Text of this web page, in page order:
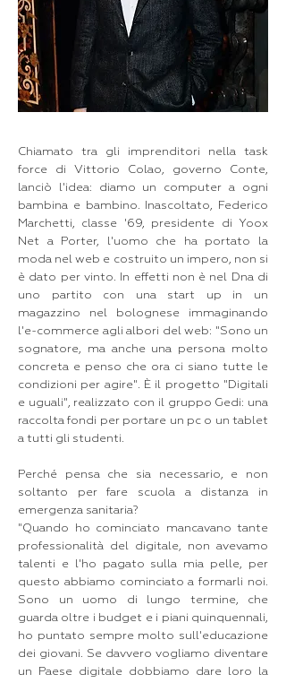
Chiamato tra gli imprenditori nella task
force di Vittorio Colao, governo Conte,
lanciò l'idea: diamo un computer a ogni
bambina e bambino. Inascoltato, Federico
Marchetti, classe '69, presidente di Yoox
Net a Porter, l'uomo che ha portato la
moda nel web e costruito un impero, non si
è dato per vinto. In effetti non è nel Dna di
uno partito con una start up in un
magazzino nel bolognese immaginando
l'e-commerce agli albori del web: "Sono un
sognatore, ma anche una persona molto
concreta e penso che ora ci siano tutte le
condizioni per agire". È il progetto "Digitali
e uguali", realizzato con il gruppo Gedi: una
raccolta fondi per portare un pc o un tablet
a tutti gli studenti.
Perché pensa che sia necessario, e non
soltanto per fare scuola a distanza in
emergenza sanitaria?
"Quando ho cominciato mancavano tante
professionalità del digitale, non avevamo
talenti e l'ho pagato sulla mia pelle, per
questo abbiamo cominciato a formarli noi.
Sono un uomo di lungo termine, che
guarda oltre i budget e i piani quinquennali,
ho puntato sempre molto sull'educazione
dei giovani. Se davvero vogliamo diventare
un Paese digitale dobbiamo dare loro la